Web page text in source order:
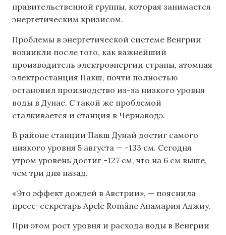
правительственной группы, которая занимается
энергетическим кризисом.
Проблемы в энергетической системе Венгрии
возникли после того, как важнейший
производитель электроэнергии страны, атомная
электростанция Пакш, почти полностью
остановил производство из-за низкого уровня
воды в Дунае. С такой же проблемой
сталкивается и станция в Чернаводэ.
В районе станции Пакш Дунай достиг самого
низкого уровня 5 августа — -133 см. Сегодня
утром уровень достиг -127 см, что на 6 см выше,
чем три дня назад.
«Это эффект дождей в Австрии», — пояснила
пресс-секретарь Apele Române Анамария Аджиу.
При этом рост уровня и расхода воды в Венгрии